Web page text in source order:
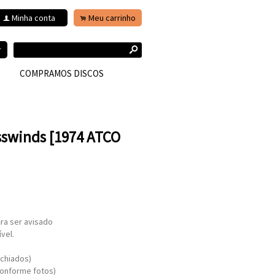
f Minha conta . Meu carrinho
s
COMPRAMOS DISCOS
[1974 ATCO
ser avisado
fotos)